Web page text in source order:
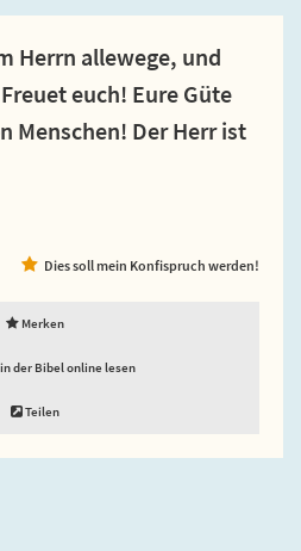
Herrn allewege, und
euch! Eure Güte
Menschen! Der Herr ist
Dies soll mein Konfispruch werden!
Merken
in der Bibel online lesen
Teilen